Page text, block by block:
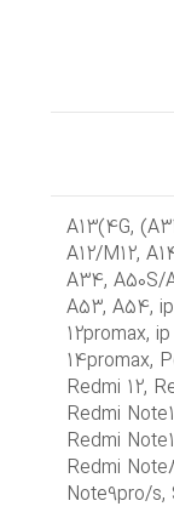
,
A12/M12,
A34, A50S/
A53, A54,
12promax,
14promax,
Redmi 12,
Redmi
Redmi
Redmi
Note9pro/s,